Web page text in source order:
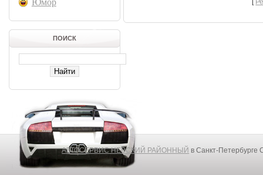
Юмор
ПОИСК
[
АВТОСЕРВИС НЕВСКИЙ РАЙОННЫЙ в Санкт-Петербурге